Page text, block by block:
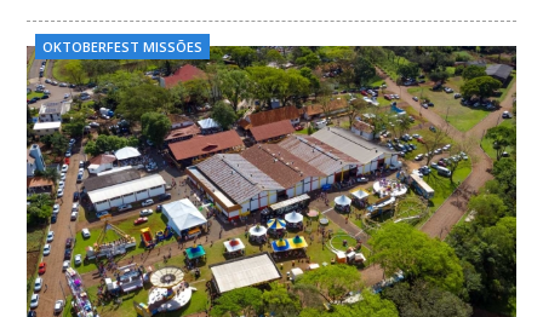
OKTOBERFEST MISSÕES